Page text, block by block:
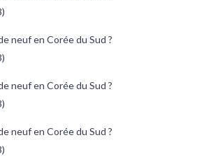
neuf en Corée du Sud ?
neuf en Corée du Sud ?
neuf en Corée du Sud ?